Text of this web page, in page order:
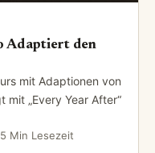
Adaptiert den
mit Adaptionen von
„Every Year After“
5 Min Lesezeit